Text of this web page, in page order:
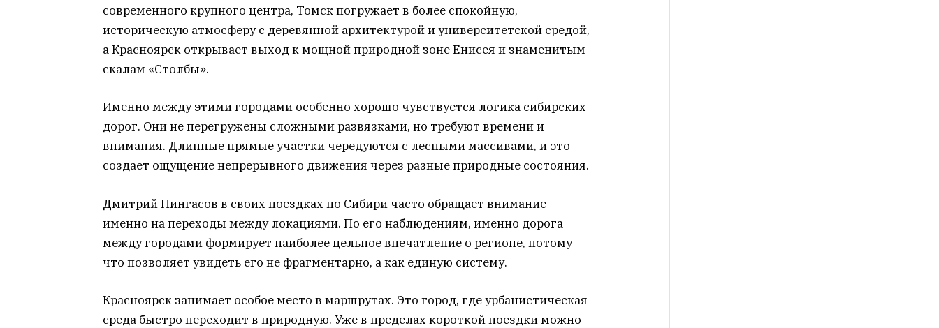
современного крупного центра, Томск погружает в более спокойную,
историческую атмосферу с деревянной архитектурой и университетской средой,
а Красноярск открывает выход к мощной природной зоне Енисея и знаменитым
скалам «Столбы».
Именно между этими городами особенно хорошо чувствуется логика сибирских
дорог. Они не перегружены сложными развязками, но требуют времени и
внимания. Длинные прямые участки чередуются с лесными массивами, и это
создает ощущение непрерывного движения через разные природные состояния.
Дмитрий Пингасов в своих поездках по Сибири часто обращает внимание
именно на переходы между локациями. По его наблюдениям, именно дорога
между городами формирует наиболее цельное впечатление о регионе, потому
что позволяет увидеть его не фрагментарно, а как единую систему.
Красноярск занимает особое место в маршрутах. Это город, где урбанистическая
среда быстро переходит в природную. Уже в пределах короткой поездки можно